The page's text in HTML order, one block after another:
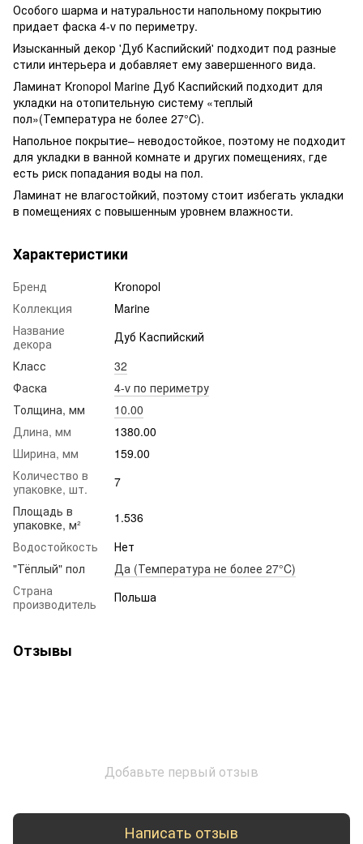
Особого шарма и натуральности напольному покрытию
придает фаска 4-v по периметру.
Изысканный декор 'Дуб Каспийский' подходит под разные
стили интерьера и добавляет ему завершенного вида.
Ламинат Kronopol Marine Дуб Каспийский подходит для
укладки на отопительную систему «теплый
пол»(Температура не более 27°C).
Напольное покрытие– неводостойкое, поэтому не подходит
для укладки в ванной комнате и других помещениях, где
есть риск попадания воды на пол.
Ламинат не влагостойкий, поэтому стоит избегать укладки
в помещениях с повышенным уровнем влажности.
Характеристики
Бренд
Kronopol
Коллекция
Marine
Название
декора
Дуб Каспийский
Класс
32
Фаска
4-v по периметру
Толщина, мм
10.00
Длина, мм
1380.00
Ширина, мм
159.00
Количество в
упаковке, шт.
7
Площадь в
упаковке, м²
1.536
Водостойкость
Нет
"Тёплый" пол
Да (Температура не более 27°C)
Страна
производитель
Польша
Отзывы
Добавьте первый отзыв
Написать отзыв